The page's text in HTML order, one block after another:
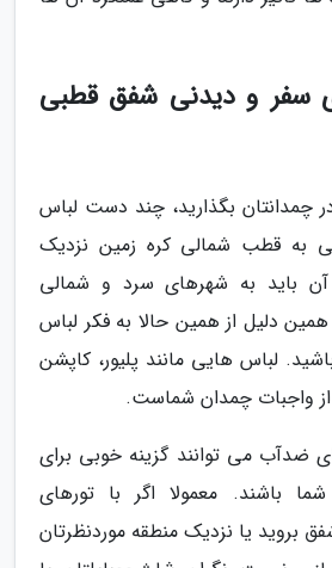
سفر و دیدنی شفق قطبی
چمدانتان بگذارید، چند دست لباس
به قطب شمالی کره زمین نزدیک
باید به شهرهای سرد و شمالی
دلیل از همین حالا به فکر لباس
لباس هایی مانند پلیور، کاپشن
واجبات چمدان شماست.
می توانند گزینه خوبی برای
باشند. معمولا اگر با تورهای
یا نزدیک منطقه موردنظرتان